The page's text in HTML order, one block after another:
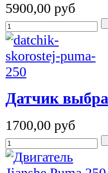
5900,00 руб
Датчик
1700,00 руб